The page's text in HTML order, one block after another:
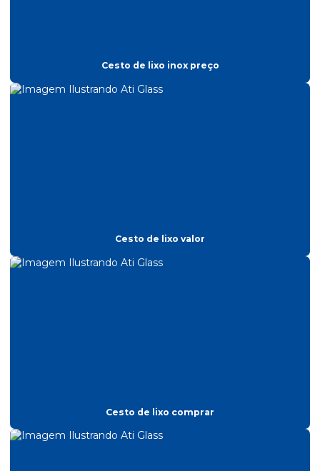
Espelho de inspeção veicular
Fabricante de embalador de guarda chuva
Fabricante de espelho convexo
Lixeira coleta seletiva inox
Lixeira inox com aro
Cesto de lixo inox preço
Cesto de lixo valor
Cesto de lixo comprar